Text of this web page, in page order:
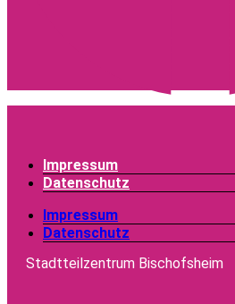
Impressum
Datenschutz
Impressum
Datenschutz
Stadtteilzentrum Bischofsheim